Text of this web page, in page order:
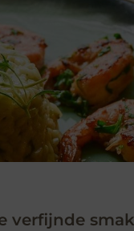
verfijnde